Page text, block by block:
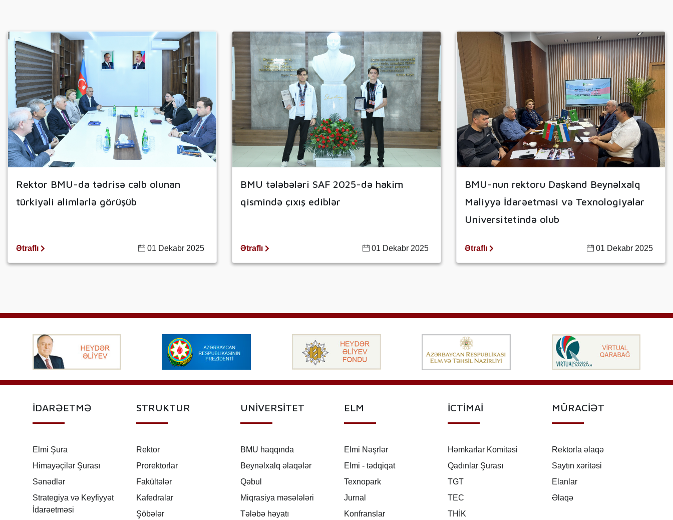
Rektor BMU-da tədrisə cəlb olunan
türkiyəli alimlərlə görüşüb
Ətraflı 01 Dekabr 2025
BMU tələbələri SAF 2025-də hakim
qismində çıxış ediblər
Ətraflı 01 Dekabr 2025
BMU-nun rektoru Daşkənd Beynəlxalq
Maliyyə İdarəetməsi və Texnologiyalar
Universitetində olub
Ətraflı 01 Dekabr 2025
İDARƏETMƏ
Elmi Şura
Himayəçilər Şurası
Sənədlər
Strategiya və Keyfiyyət
İdarəetməsi
STRUKTUR
Rektor
Prorektorlar
Fakültələr
Kafedralar
Şöbələr
UNİVERSİTET
BMU haqqında
Beynəlxalq əlaqələr
Qəbul
Miqrasiya məsələləri
Tələbə həyatı
ELM
Elmi Nəşrlər
Elmi - tədqiqat
Texnopark
Jurnal
Konfranslar
İCTİMAİ
Həmkarlar Komitəsi
Qadınlar Şurası
TGT
TEC
THİK
MÜRACİƏT
Rektorla əlaqə
Saytın xəritəsi
Elanlar
Əlaqə